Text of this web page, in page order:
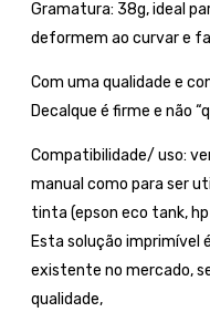
Gramatura: 38g, ideal
deformem ao curvar e
Com uma qualidade e
Decalque é firme e não
Compatibilidade/ uso:
manual como para ser
tinta (epson eco tank,
Esta solução imprimível
existente no mercado,
qualidade,